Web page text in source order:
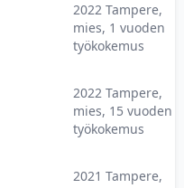
2022 Tampere,
mies, 1 vuoden
työkokemus
2022 Tampere,
mies, 15 vuoden
työkokemus
2021 Tampere,